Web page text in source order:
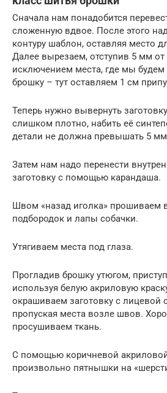
Сначала нам понадобится
сложенную вдвое. После этого
контуру шаблон, оставляя место
Далее вырезаем, отступив 5 мм от
исключением места, где мы
брошку – тут оставляем 1 см
Теперь нужно вывернуть
слишком плотно, набить её
детали не должна превышать 5
Затем нам надо перенести
заготовку с помощью карандаша.
Швом «назад иголка» прошиваем
подбородок и лапы собачки.
Утягиваем места под глаза.
Прогладив брошку утюгом,
используя белую акриловую
окрашиваем заготовку с лицевой
пропуская места возле швов.
просушиваем ткань.
С помощью коричневой
произвольно пятнышки на